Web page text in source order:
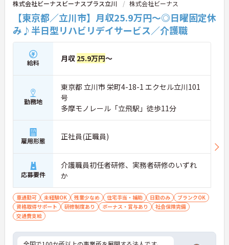
株式会社ビーナスビーナスプラス立川 株式会社ビーナス
【東京都／立川市】月収25.9万円～◎日曜固定休
み♪半日型リハビリデイサービス／介護職
給料 月収 25.9万円～
勤務地
東京都 立川市 栄町4-18-1 エクセル立川101
号
多摩モノレール「立飛駅」徒歩11分
雇用形態 正社員(正職員)
応募要件
介護職員初任者研修、実務者研修のいずれ
か
車通勤可 未経験OK 残業少なめ 住宅手当・補助 日勤のみ
ブランクOK
資格取得サポート
研修制度あり ボーナス・賞与あり
社会保険完備
交通費支給